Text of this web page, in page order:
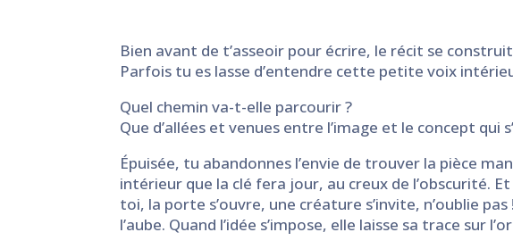
Bien avant de t’asseoir pour écrire, le récit se
Parfois tu es lasse d’entendre cette petite voix
Quel chemin va-t-elle parcourir ?
Que d’allées et venues entre l’image et le concept qui
Épuisée, tu abandonnes l’envie de trouver la pièce
intérieur que la clé fera jour, au creux de l’obscurité.
toi, la porte s’ouvre, une créature s’invite, n’oublie
l’aube. Quand l’idée s’impose, elle laisse sa trace sur